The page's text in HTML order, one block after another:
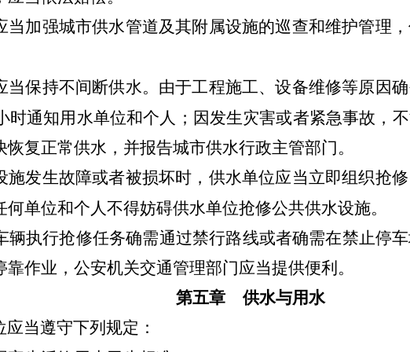
当加强城市供水管道及其附属设施的巡查和维护管理
当保持不间断供水。由于工程施工、设备维修等原因
时通知用水单位和个人；因发生灾害或者紧急事故，
复正常供水，并报告城市供水行政主管部门。
施发生故障或者被损坏时，供水单位应当立即组织抢
单位和个人不得妨碍供水单位抢修公共供水设施。
辆执行抢修任务确需通过禁行路线或者确需在禁止停
作业，公安机关交通管理部门应当提供便利。
第五章 供水与用水
应当遵守下列规定：